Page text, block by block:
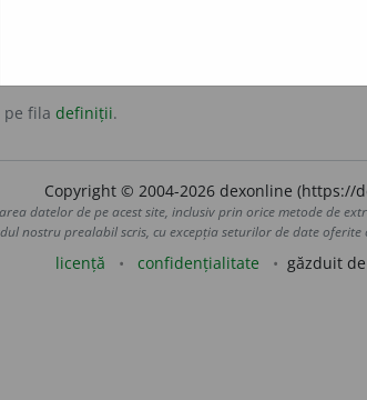
pe fila definiții.
Copyright © 2004-2026 dexonline (https://
datelor de pe acest site, inclusiv prin orice metode de
nostru prealabil scris, cu excepția seturilor de date oferite
licență confidențialitate găzduit de